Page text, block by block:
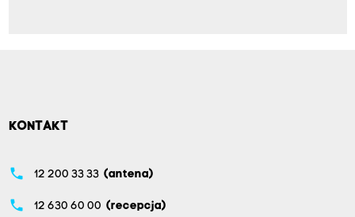
KONTAKT
phone 12 200 33 33 (antena)
phone 12 630 60 00 (recepcja)